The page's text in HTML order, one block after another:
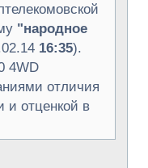
"народное
16:35).
4WD
отличия
и отценкой в